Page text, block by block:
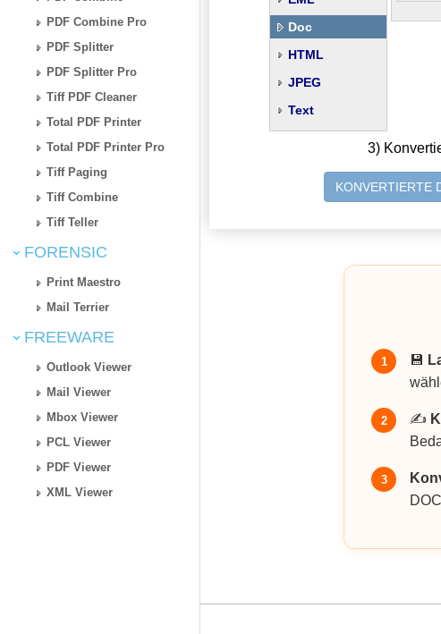
PDF Combine Pro
PDF Splitter
PDF Splitter Pro
Tiff PDF Cleaner
Total PDF Printer
Total PDF Printer Pro
Tiff Paging
Tiff Combine
Tiff Teller
FORENSIC
Print Maestro
Mail Terrier
FREEWARE
Outlook Viewer
Mail Viewer
Mbox Viewer
PCL Viewer
PDF Viewer
XML Viewer
Doc
HTML
JPEG
Text
3)
KONVERTIERTE
1 💾
2 ✍️
3